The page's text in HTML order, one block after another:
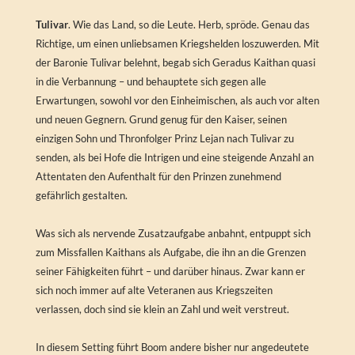
Tulivar. Wie das Land, so die Leute. Herb, spröde. Genau das
Richtige, um einen unliebsamen Kriegshelden loszuwerden. Mit
der Baronie Tulivar belehnt, begab sich Geradus Kaithan quasi
in die Verbannung – und behauptete sich gegen alle
Erwartungen, sowohl vor den Einheimischen, als auch vor alten
und neuen Gegnern. Grund genug für den Kaiser, seinen
einzigen Sohn und Thronfolger Prinz Lejan nach Tulivar zu
senden, als bei Hofe die Intrigen und eine steigende Anzahl an
Attentaten den Aufenthalt für den Prinzen zunehmend
gefährlich gestalten.
Was sich als nervende Zusatzaufgabe anbahnt, entpuppt sich
zum Missfallen Kaithans als Aufgabe, die ihn an die Grenzen
seiner Fähigkeiten führt – und darüber hinaus. Zwar kann er
sich noch immer auf alte Veteranen aus Kriegszeiten
verlassen, doch sind sie klein an Zahl und weit verstreut.
In diesem Setting führt Boom andere bisher nur angedeutete